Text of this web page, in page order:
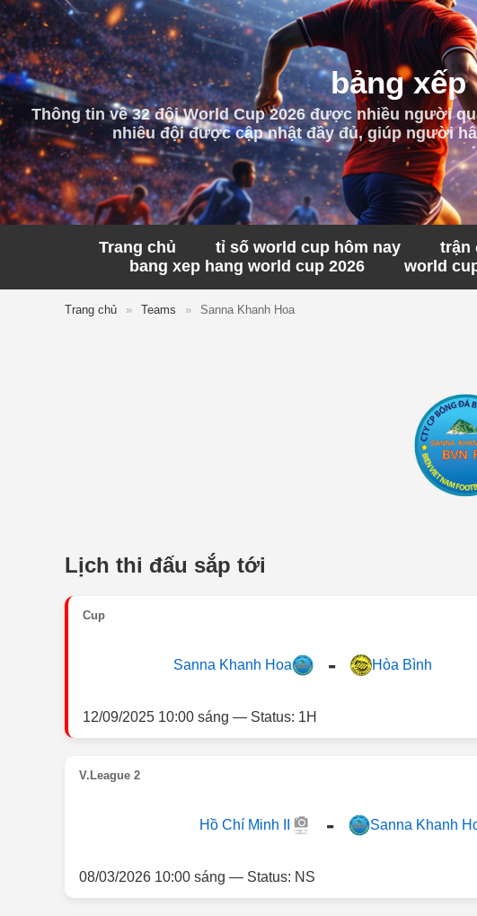
bảng
Thông tin về 32 đội World Cup 2026 được nhiều người
nhiêu đội được cập nhật đầy đủ, giúp người
Trang chủ tỉ số world cup hôm nay trận
bang xep hang world cup 2026
world
Trang chủ » Teams » Sanna Khanh Hoa
Lịch thi đấu sắp tới
Cup
Sanna Khanh Hoa - Hòa Bình
12/09/2025 10:00 sáng — Status: 1H
V.League 2
Hồ Chí Minh II - Sanna Khanh
08/03/2026 10:00 sáng — Status: NS